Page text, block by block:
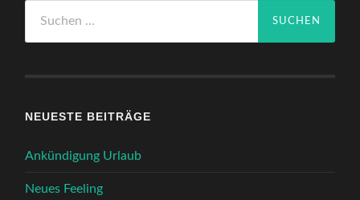
nach:
NEUESTE BEITRÄGE
Ankündigung Urlaub
Neues Feeling